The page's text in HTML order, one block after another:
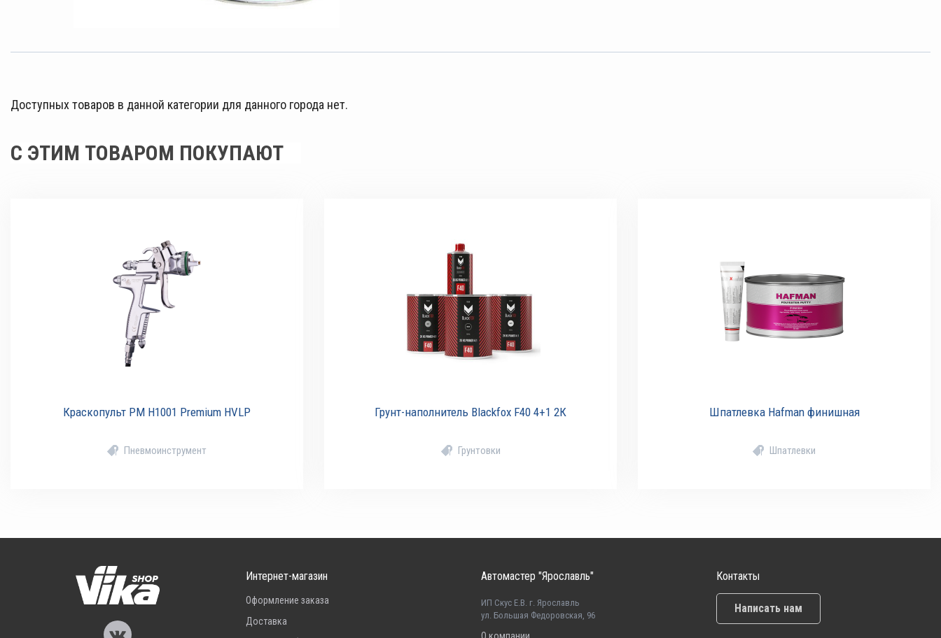
Доступных товаров в данной категории для данного города нет.
С ЭТИМ ТОВАРОМ ПОКУПАЮТ
Краскопульт РМ H1001 Premium HVLP
Пневмоинструмент
Грунт-наполнитель Blackfox F40 4+1 2К
Грунтовки
Шпатлевка Hafman финишная
Шпатлевки
Интернет-магазин
Оформление заказа
Доставка
Автомастер "Ярославль"
ИП Скус Е.В. г. Ярославль
ул. Большая Федоровская, 96
Контакты
Написать нам